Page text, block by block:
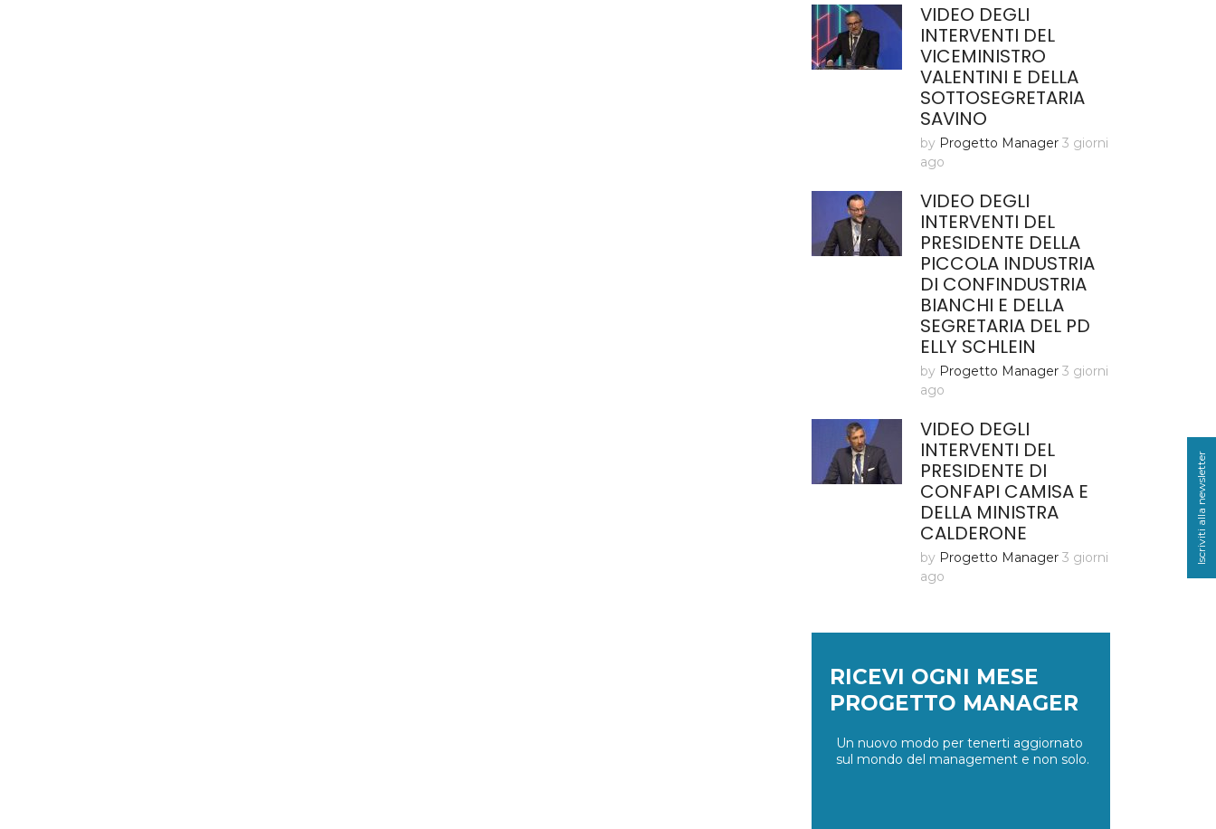
VIDEO DEGLI
INTERVENTI DEL
VICEMINISTRO
VALENTINI E DELLA
SOTTOSEGRETARIA
SAVINO
by Progetto Manager 3 giorni
ago
VIDEO DEGLI
INTERVENTI DEL
PRESIDENTE DELLA
PICCOLA INDUSTRIA
DI CONFINDUSTRIA
BIANCHI E DELLA
SEGRETARIA DEL PD
ELLY SCHLEIN
by Progetto Manager 3 giorni
ago
VIDEO DEGLI
INTERVENTI DEL
PRESIDENTE DI
CONFAPI CAMISA E
DELLA MINISTRA
CALDERONE
by Progetto Manager 3 giorni
ago
RICEVI OGNI MESE
PROGETTO MANAGER
Un nuovo modo per tenerti aggiornato
sul mondo del management e non solo.
Iscriviti alla newsletter